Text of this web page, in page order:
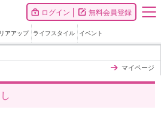
ログイン 無料会員登録
アアップ ライフスタイル イベント
マイページ